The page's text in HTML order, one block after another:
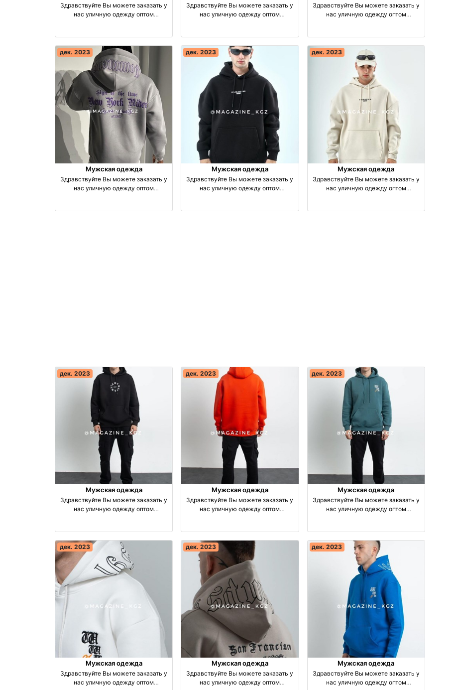
Здравствуйте Вы можете заказать у
нас уличную одежду оптом
Здравствуйте Вы можете заказать у
нас уличную одежду оптом
Здравствуйте Вы можете заказать у
нас уличную одежду оптом
дек. 2023
Мужская одежда
Здравствуйте Вы можете заказать у
нас уличную одежду оптом
дек. 2023
Мужская одежда
Здравствуйте Вы можете заказать у
нас уличную одежду оптом
дек. 2023
Мужская одежда
Здравствуйте Вы можете заказать у
нас уличную одежду оптом
дек. 2023
Мужская одежда
Здравствуйте Вы можете заказать у
нас уличную одежду оптом
дек. 2023
Мужская одежда
Здравствуйте Вы можете заказать у
нас уличную одежду оптом
дек. 2023
Мужская одежда
Здравствуйте Вы можете заказать у
нас уличную одежду оптом
дек. 2023
Мужская одежда
Здравствуйте Вы можете заказать у
нас уличную одежду оптом
дек. 2023
Мужская одежда
Здравствуйте Вы можете заказать у
нас уличную одежду оптом
дек. 2023
Мужская одежда
Здравствуйте Вы можете заказать у
нас уличную одежду оптом